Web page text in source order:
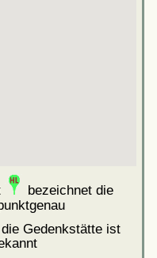
bezeichnet die
Gedenkstätte ist